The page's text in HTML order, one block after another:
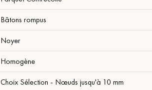
Bâtons rompus
Noyer
Homogène
Choix Sélection - Nœuds jusqu'à 10 mm